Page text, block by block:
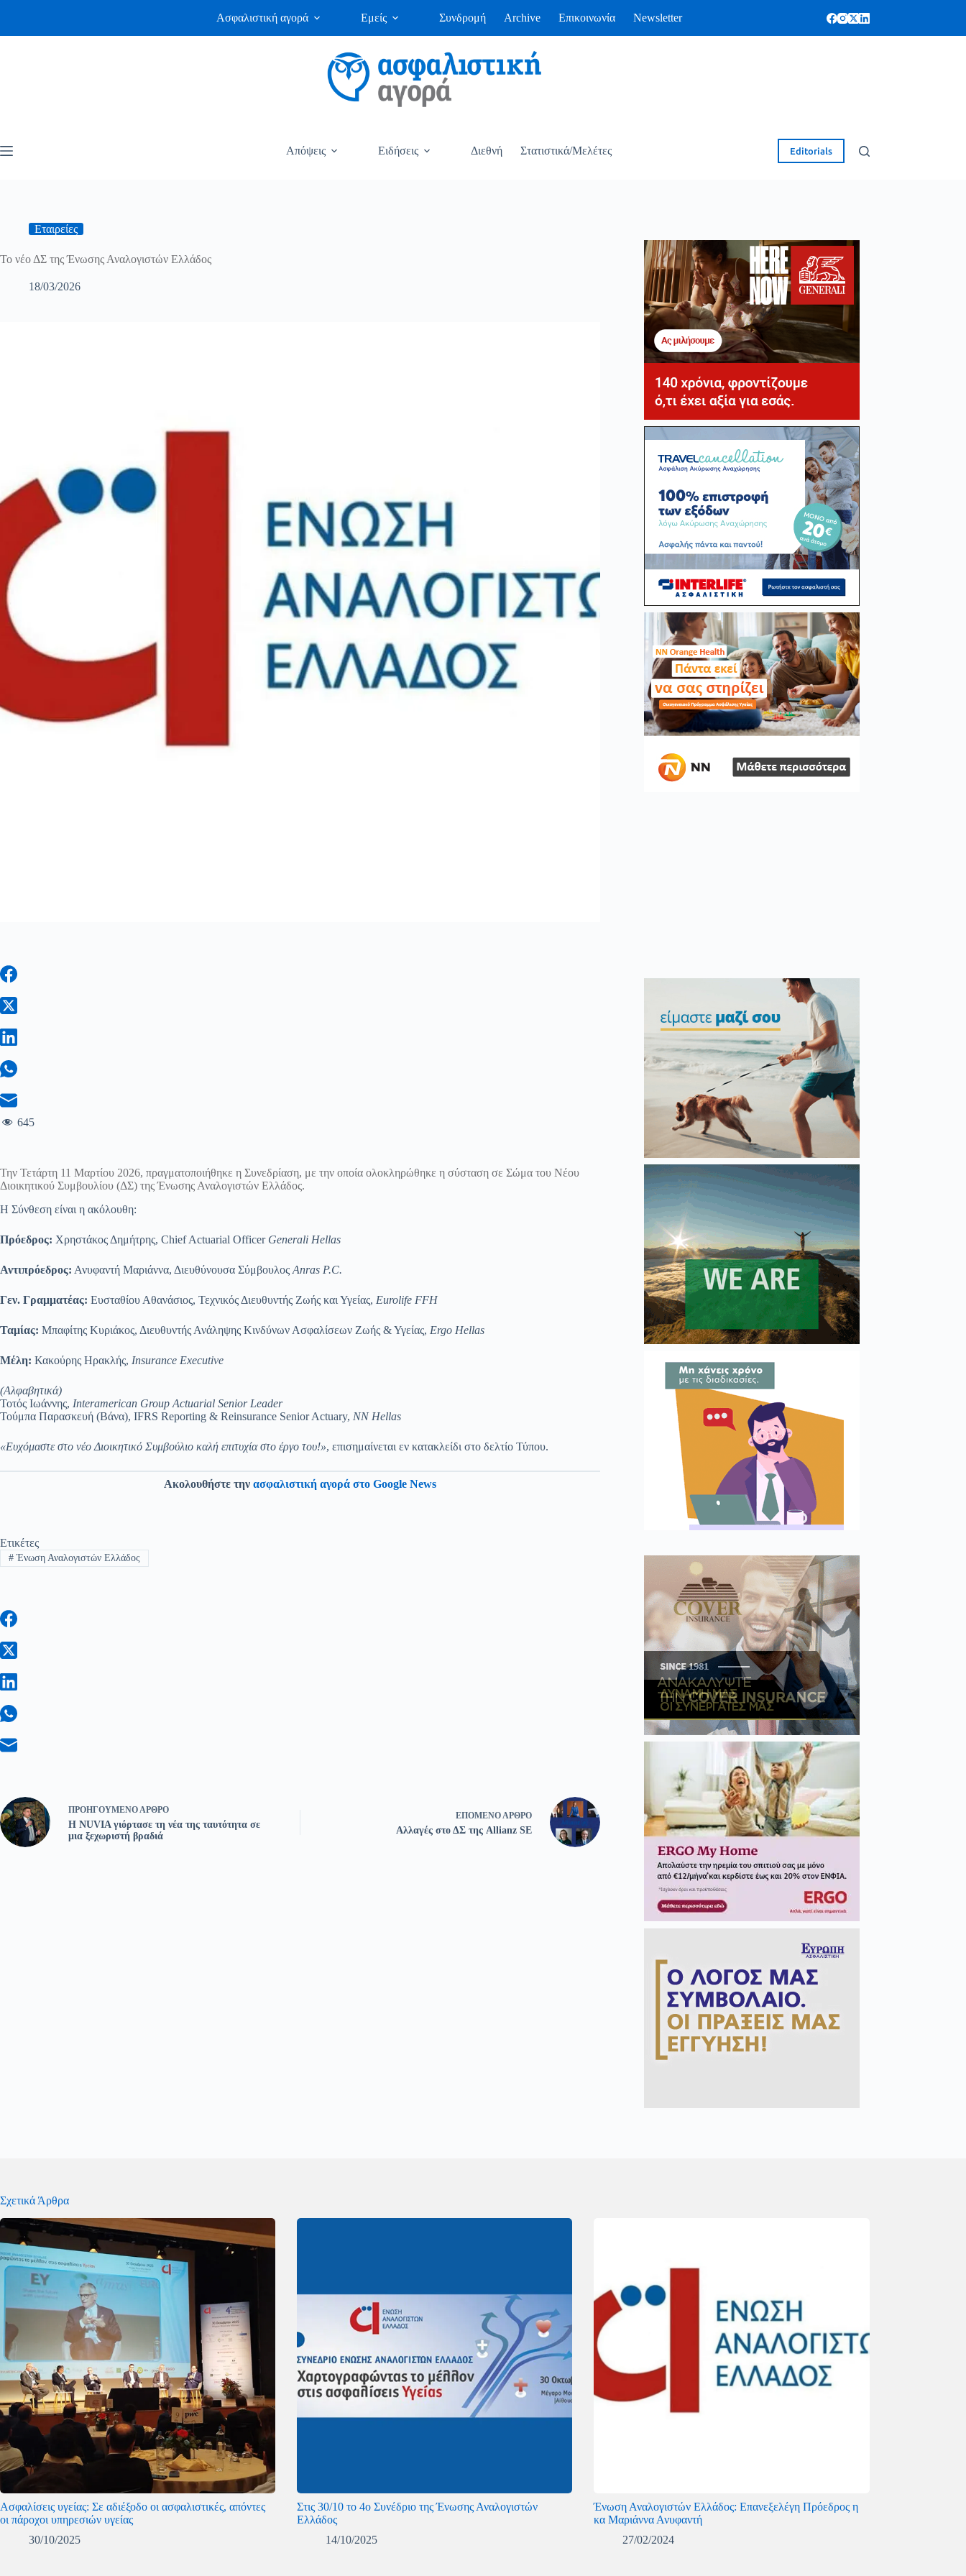
Ασφαλιστική αγορά Εμείς Συνδρομή Archive Επικοινωνία Newsletter
Απόψεις Ειδήσεις Διεθνή Στατιστικά/Μελέτες Editorials
Εταιρείες
Το νέο ΔΣ της Ένωσης Αναλογιστών Ελλάδος
18/03/2026
645
Την Τετάρτη 11 Μαρτίου 2026, πραγματοποιήθηκε η Συνεδρίαση, με την οποία ολοκληρώθηκε η σύσταση σε Σώμα του Νέου
Διοικητικού Συμβουλίου (ΔΣ) της Ένωσης Αναλογιστών Ελλάδος.
Η Σύνθεση είναι η ακόλουθη:
Πρόεδρος: Χρηστάκος Δημήτρης, Chief Actuarial Officer Generali Hellas
Αντιπρόεδρος: Ανυφαντή Μαριάννα, Διευθύνουσα Σύμβουλος Anras P.C.
Γεν. Γραμματέας: Ευσταθίου Αθανάσιος, Τεχνικός Διευθυντής Ζωής και Υγείας, Eurolife FFH
Ταμίας: Μπαφίτης Κυριάκος, Διευθυντής Ανάληψης Κινδύνων Ασφαλίσεων Ζωής & Υγείας, Ergo Hellas
Μέλη: Κακούρης Ηρακλής, Insurance Executive
(Αλφαβητικά)
Τοτός Ιωάννης, Interamerican Group Actuarial Senior Leader
Τούμπα Παρασκευή (Βάνα), IFRS Reporting & Reinsurance Senior Actuary, NN Hellas
«Ευχόμαστε στο νέο Διοικητικό Συμβούλιο καλή επιτυχία στο έργο του!», επισημαίνεται εν κατακλείδι στο δελτίο Τύπου.
Ακολουθήστε την ασφαλιστική αγορά στο Google News
Ετικέτες
#Ένωση Αναλογιστών Ελλάδος
ΠΡΟΗΓΟΎΜΕΝΟ ΆΡΘΡΟ
Η NUVIA γιόρτασε τη νέα της ταυτότητα σε
μια ξεχωριστή βραδιά
ΕΠΌΜΕΝΟ ΆΡΘΡΟ
Αλλαγές στο ΔΣ της Allianz SE
Σχετικά Άρθρα
Ασφαλίσεις υγείας: Σε αδιέξοδο οι ασφαλιστικές, απόντες
οι πάροχοι υπηρεσιών υγείας
30/10/2025
Στις 30/10 το 4ο Συνέδριο της Ένωσης Αναλογιστών
Ελλάδος
14/10/2025
Ένωση Αναλογιστών Ελλάδος: Επανεξελέγη Πρόεδρος η
κα Μαριάννα Ανυφαντή
27/02/2024